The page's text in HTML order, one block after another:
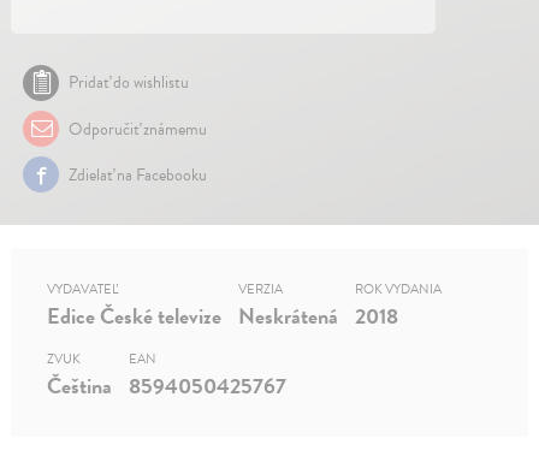
Pridať do wishlistu
Odporučiť známemu
Zdielať na Facebooku
VYDAVATEĽ
Edice České televize
VERZIA
Neskrátená
ROK VYDANIA
2018
ZVUK
Čeština
EAN
8594050425767